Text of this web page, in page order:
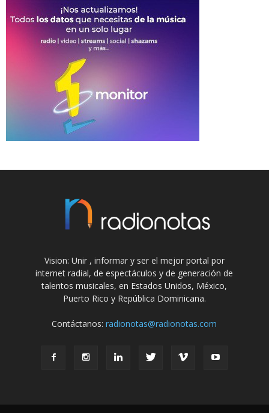
Vision: Unir , informar y ser el mejor portal por
internet radial, de espectáculos y de generación de
talentos musicales, en Estados Unidos, México,
Puerto Rico y República Dominicana.
Contáctanos:radionotas@radionotas.com